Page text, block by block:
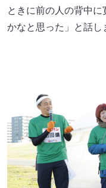
ときに前の人の背中
かなと思った」と話し